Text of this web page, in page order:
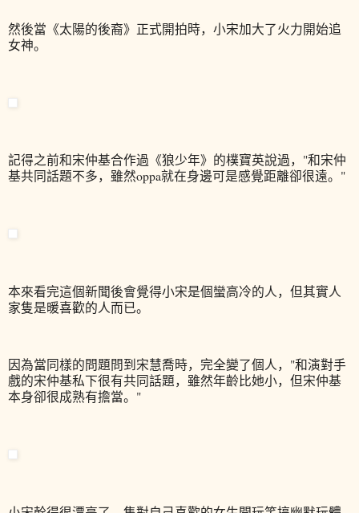
然後當《太陽的後裔》正式開拍時，小宋加大了火力開始追
女神。
記得之前和宋仲基合作過《狼少年》的樸寶英說過，"和宋仲
基共同話題不多，雖然oppa就在身邊可是感覺距離卻很遠。"
本來看完這個新聞後會覺得小宋是個蠻高冷的人，但其實人
家隻是暖喜歡的人而已。
因為當同樣的問題問到宋慧喬時，完全變了個人，"和演對手
戲的宋仲基私下很有共同話題，雖然年齡比她小，但宋仲基
本身卻很成熟有擔當。"